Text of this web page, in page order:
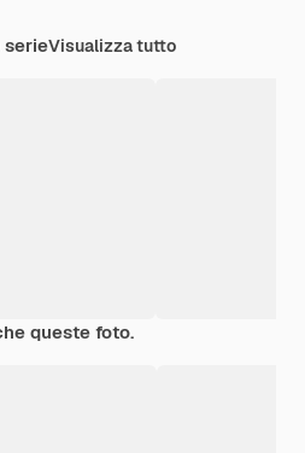
serieVisualizza tutto
queste foto.